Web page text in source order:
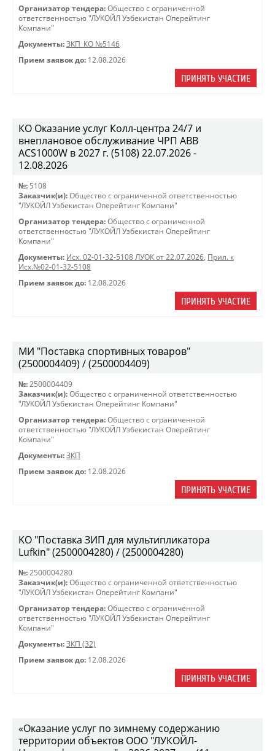
Организатор тендера: Общество с ограниченной
ответственностью "ЛУКОЙЛ Узбекистан Оперейтинг
Компани"
Документы: ЗКП_КО №5146
Прием заявок до: 12.08.2026
ПРИНЯТЬ УЧАСТИЕ
КО Оказание услуг Колл-центра 24/7 и
внеплановое обслуживание ЧРП АВВ
ACS1000W в 2027 г. (5108) 22.07.2026 -
12.08.2026
№: 5108
Заказчик(и): Общество с ограниченной ответственностью
"ЛУКОЙЛ Узбекистан Оперейтинг Компани"
Организатор тендера: Общество с ограниченной
ответственностью "ЛУКОЙЛ Узбекистан Оперейтинг
Компани"
Документы: Исх. 02-01-32-5108 ЛУОК от 22.07.2026, Прил. к
Исх.№02-01-32-5108
Прием заявок до: 12.08.2026
ПРИНЯТЬ УЧАСТИЕ
МИ "Поставка спортивных товаров"
(2500004409) / (2500004409)
№: 2500004409
Заказчик(и): Общество с ограниченной ответственностью
"ЛУКОЙЛ Узбекистан Оперейтинг Компани"
Организатор тендера: Общество с ограниченной
ответственностью "ЛУКОЙЛ Узбекистан Оперейтинг
Компани"
Документы: ЗКП
Прием заявок до: 12.08.2026
ПРИНЯТЬ УЧАСТИЕ
KO "Поставка ЗИП для мультипликатора
Lufkin" (2500004280) / (2500004280)
№: 2500004280
Заказчик(и): Общество с ограниченной ответственностью
"ЛУКОЙЛ Узбекистан Оперейтинг Компани"
Организатор тендера: Общество с ограниченной
ответственностью "ЛУКОЙЛ Узбекистан Оперейтинг
Компани"
Документы: ЗКП (32)
Прием заявок до: 12.08.2026
ПРИНЯТЬ УЧАСТИЕ
«Оказание услуг по зимнему содержанию
территории объектов ООО "ЛУКОЙЛ-